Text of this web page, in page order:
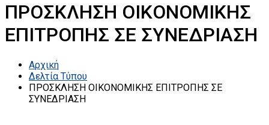
ΠΡΟΣΚΛΗΣΗ ΟΙΚΟΝΟΜΙΚΗΣ
ΕΠΙΤΡΟΠΗΣ ΣΕ ΣΥΝΕΔΡΙΑΣΗ
Αρχική
Δελτία Τύπου
ΠΡΟΣΚΛΗΣΗ ΟΙΚΟΝΟΜΙΚΗΣ ΕΠΙΤΡΟΠΗΣ ΣΕ
ΣΥΝΕΔΡΙΑΣΗ